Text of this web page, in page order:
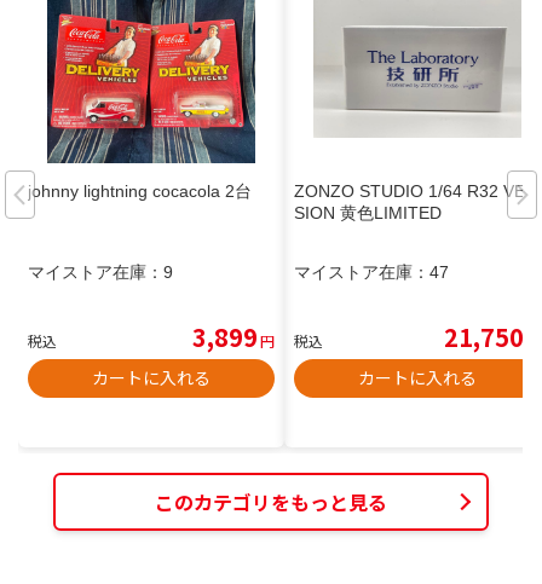
johnny lightning cocacola 2台
マイストア在庫： 9
税込 3,899円
カートに入れる
ZONZO STUDIO 1/64 R32 VER
SION 黄色LIMITED
マイストア在庫： 47
税込 21,750
カートに入れる
このカテゴリをもっと見る